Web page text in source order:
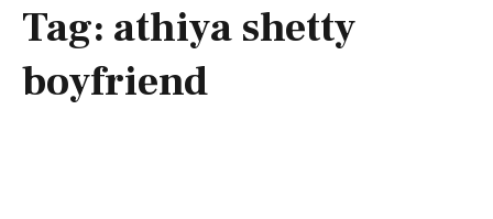
Tag: athiya shetty
boyfriend